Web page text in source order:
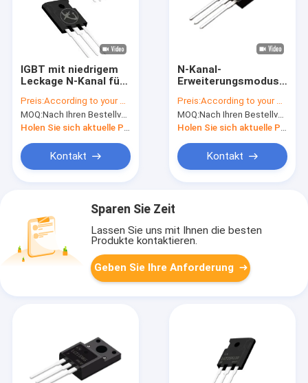
IGBT mit niedrigem
Leckage N-Kanal für
Anwendungen mit
hoher Leistung
Preis:According to your order requirement
MOQ:Nach Ihren Bestellvorgaben
Holen Sie sich aktuelle Preis
Kontakt
N-Kanal-
Erweiterungsmodus
650V für allgemeine
Wechselrichter
Preis:According to your order requirement
MOQ:Nach Ihren Bestellvorgaben
Holen Sie sich aktuelle Preis
Kontakt
Sparen Sie Zeit
Lassen Sie uns mit Ihnen die besten
Produkte kontaktieren.
Geben Sie Ihre Anforderung